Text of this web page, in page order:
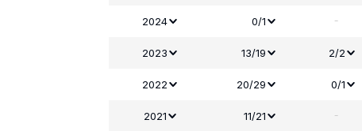
2024 0/1 -
2023 13/19 2/2
2022 20/29 0/1
2021 11/21 -